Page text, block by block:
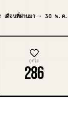
เดือนที่ผ่านมา · 30 พ.ค
ถูกใจ
286